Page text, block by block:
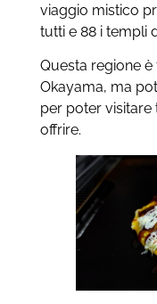
viaggio mistico
tutti e 88 i templi
Questa regione
Okayama, ma
per poter visitare
offrire.